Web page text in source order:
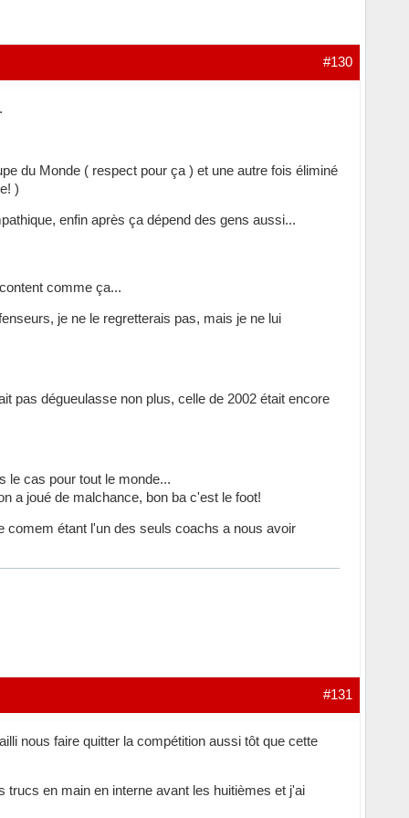
#130
du Monde ( respect pour ça ) et une autre fois éliminé
)
enfin après ça dépend des gens aussi...
comme ça...
je ne le regretterais pas, mais je ne lui
pas dégueulasse non plus, celle de 2002 était encore
le cas pour tout le monde...
a joué de malchance, bon ba c'est le foot!
comem étant l'un des seuls coachs a nous avoir
#131
nous faire quitter la compétition aussi tôt que cette
en main en interne avant les huitièmes et j'ai